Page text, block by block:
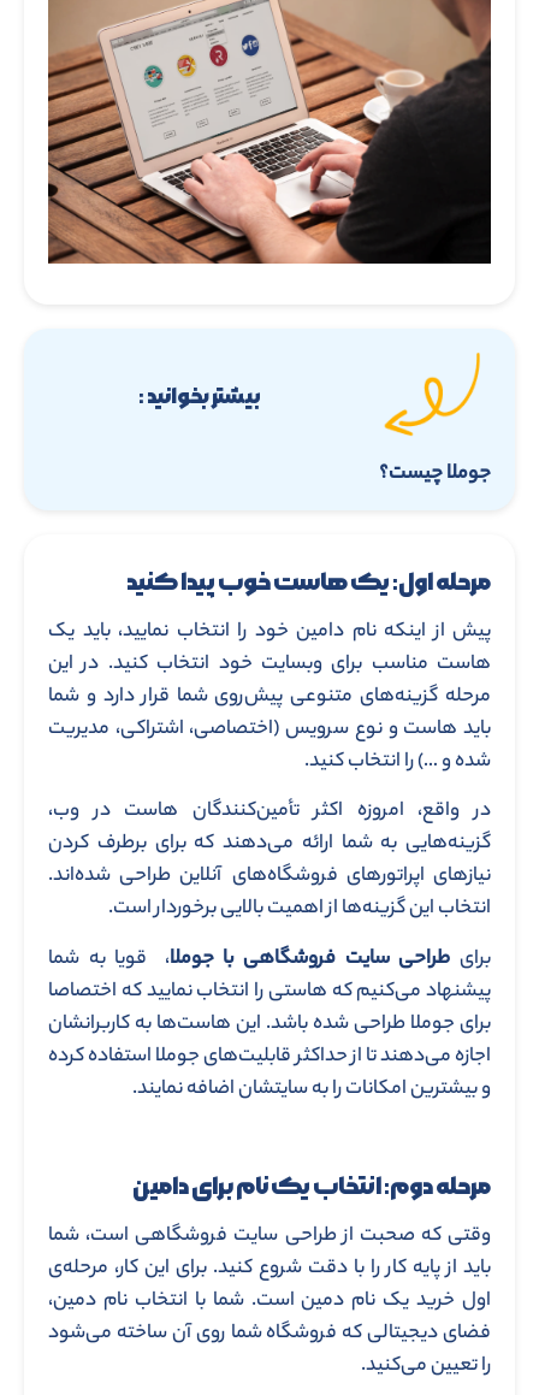
بیشتر بخوانید :
جوملا چیست؟
مرحله اول: یک هاست خوب پیدا کنید
پیش از اینکه نام دامین خود را انتخاب نمایید، باید یک
هاست مناسب برای وبسایت خود انتخاب کنید. در این
مرحله گزینه‌های متنوعی پیش‌روی شما قرار دارد و شما
باید هاست و نوع سرویس (اختصاصی، اشتراکی، مدیریت
شده و …) را انتخاب کنید.
در واقع، امروزه اکثر تأمین‌کنندگان هاست در وب،
گزینه‌هایی به شما ارائه می‌دهند که برای برطرف کردن
نیازهای اپراتورهای فروشگاه‌های آنلاین طراحی شده‌اند.
انتخاب این گزینه‌ها از اهمیت بالایی برخوردار است.
برای طراحی سایت فروشگاهی با جوملا، قویا به شما
پیشنهاد می‌کنیم که هاستی را انتخاب نمایید که اختصاصا
برای جوملا طراحی شده باشد. این هاست‌ها به کاربرانشان
اجازه می‌دهند تا از حداکثر قابلیت‌های جوملا استفاده کرده
و بیشترین امکانات را به سایتشان اضافه نمایند.
مرحله دوم: انتخاب یک نام برای دامین
وقتی که صحبت از طراحی سایت فروشگاهی است، شما
باید از پایه کار را با دقت شروع کنید. برای این کار، مرحله‌ی
اول خرید یک نام دمین است. شما با انتخاب نام دمین،
فضای دیجیتالی که فروشگاه شما روی آن ساخته می‌شود
را تعیین می‌کنید.